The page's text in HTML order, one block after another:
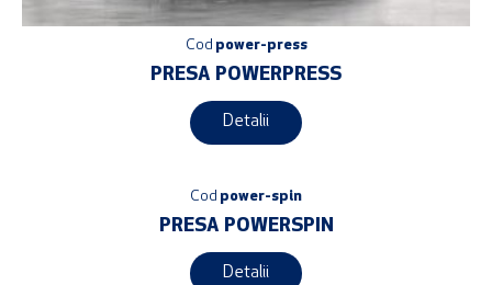
Cod power-press
PRESA POWERPRESS
Detalii
Cod power-spin
PRESA POWERSPIN
Detalii